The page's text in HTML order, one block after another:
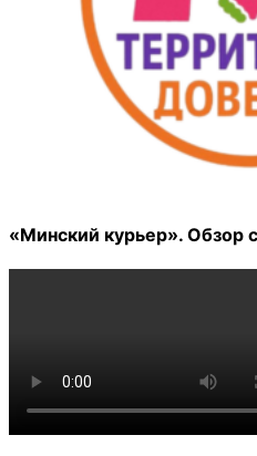
«Минский курьер». Обзор